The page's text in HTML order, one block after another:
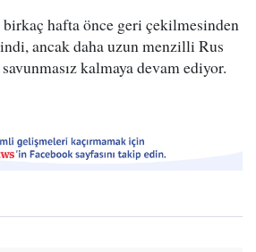
hafta önce geri çekilmesinden
ancak daha uzun menzilli Rus
kalmaya devam ediyor.